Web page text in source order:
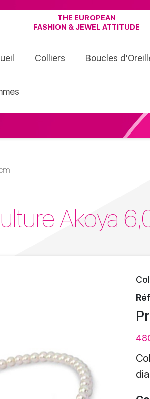
THE EUROPEAN
FASHION & JEWEL ATTITUDE
Colliers Boucles
Akoya